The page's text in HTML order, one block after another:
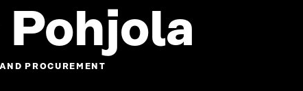
Pohjola
PROCUREMENT